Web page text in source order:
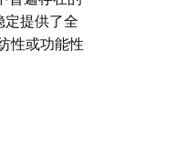
定提供了全
性或功能性